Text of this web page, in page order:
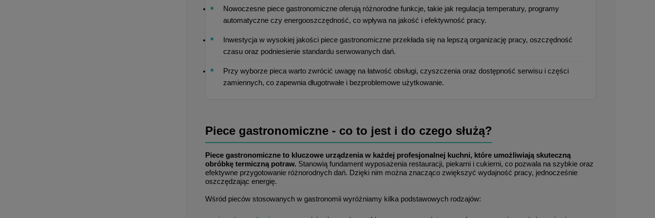
Nowoczesne piece gastronomiczne oferują różnorodne funkcje, takie jak regulacja temperatury, programy
automatyczne czy energooszczędność, co wpływa na jakość i efektywność pracy.
Inwestycja w wysokiej jakości piece gastronomiczne przekłada się na lepszą organizację pracy, oszczędność
czasu oraz podniesienie standardu serwowanych dań.
Przy wyborze pieca warto zwrócić uwagę na łatwość obsługi, czyszczenia oraz dostępność serwisu i części
zamiennych, co zapewnia długotrwałe i bezproblemowe użytkowanie.
Piece gastronomiczne - co to jest i do czego służą?
Piece gastronomiczne to kluczowe urządzenia w każdej profesjonalnej kuchni, które umożliwiają skuteczną
obróbkę termiczną potraw. Stanowią fundament wyposażenia restauracji, piekarni i cukierni, co pozwala na szybkie oraz
efektywne przygotowanie różnorodnych dań. Dzięki nim można znacząco zwiększyć wydajność pracy, jednocześnie
oszczędzając energię.
Wśród pieców stosowanych w gastronomii wyróżniamy kilka podstawowych rodzajów: